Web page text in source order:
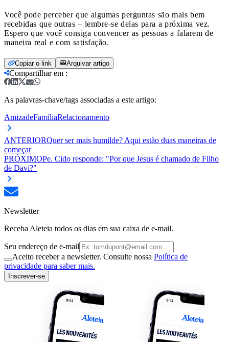
Você pode perceber que algumas perguntas são mais bem
recebidas que outras – lembre-se delas para a próxima vez.
Espero que você consiga convencer as pessoas a falarem de
maneira real e com satisfação.
Copiar o link Arquivar artigo
Compartilhar em :
As palavras-chave/tags associadas a este artigo:
AmizadeFamíliaRelacionamento
ANTERIORQuer ser mais humilde? Aqui estão duas maneiras de
começar
PRÓXIMOPe. Cido responde: "Por que Jesus é chamado de Filho
de Davi?"
Newsletter
Receba Aleteia todos os dias em sua caixa de e-mail.
Seu endereço de e-mail
Aceito receber a newsletter. Consulte nossa Política de
privacidade para saber mais.
Inscrever-se